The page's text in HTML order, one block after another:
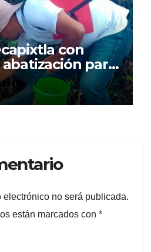
con
para
zika y
electrónico no será publicada.
están marcados con *